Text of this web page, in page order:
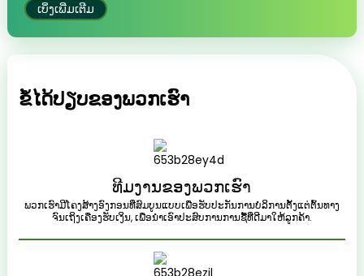
ເບິ່ງເພີ່ມເຕີມ
ຂໍ້ໄດ້ປຽບຂອງພວກເຮົາ
ທີມງານຂອງພວກເຮົາ
ພວກເຮົາມີໂຄງສ້າງອົງກອນທີ່ສົມບູນແບບເພື່ອຮັບປະກັນການບໍລິການຕັ້ງແຕ່ຕົ້ນທາງ
ຈົນເຖິງເຄື່ອງຮັບເງິນ, ເພື່ອນຳເອົາປະສົບການການຊື້ທີ່ດີມາໃຫ້ລູກຄ້າ.